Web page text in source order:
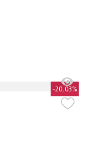
-20.03%